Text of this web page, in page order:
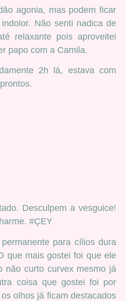
agonia, mas podem ficar
Não senti nadica de
relaxante pois aproveitei
papo com a Camila.
2h lá, estava com
Desculpem a vesguice!
#ÇEY
para cílios dura
que mais gostei foi que ele
não curto curvex mesmo já
coisa que gostei foi por
olhos já ficam destacados